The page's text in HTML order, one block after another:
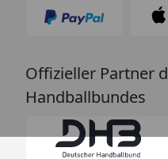
Offizieller Partner
Handballbundes